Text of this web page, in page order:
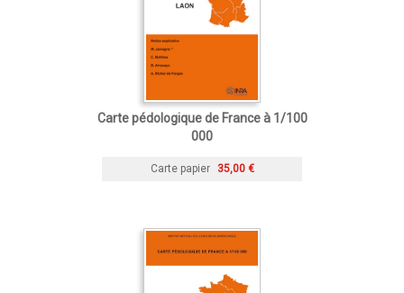
Carte pédologique de France à 1/100
000
Carte papier 35,00 €